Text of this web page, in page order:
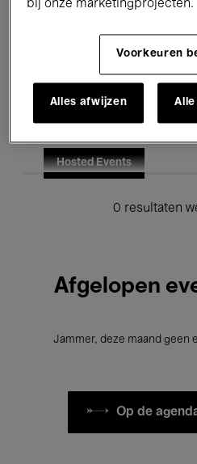
Onderwijs
Hosted Events
0 resultaten
Afgelopen
Jammer, deze maand geen
Op de
bij onze marketingprojecten.
Voorkeuren
Alles afwijzen